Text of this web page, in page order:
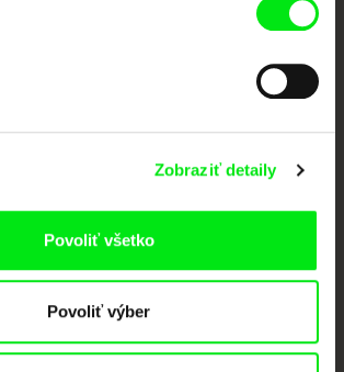
Zobraziť detaily
Povoliť všetko
Povoliť výber
vďaka tvorivej spolupráci siedmich významných
Členovia Doc Alliance